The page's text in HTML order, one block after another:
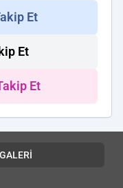
Et
Et
Et
GALERİ